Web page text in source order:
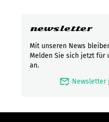
newsletter
Mit unseren News
Melden Sie sich jetzt für
an.
mark_email_read Newsletter